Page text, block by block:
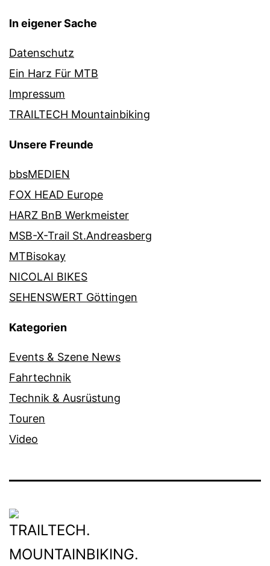
In eigener Sache
Datenschutz
Ein Harz Für MTB
Impressum
TRAILTECH Mountainbiking
Unsere Freunde
bbsMEDIEN
FOX HEAD Europe
HARZ BnB Werkmeister
MSB-X-Trail St.Andreasberg
MTBisokay
NICOLAI BIKES
SEHENSWERT Göttingen
Kategorien
Events & Szene News
Fahrtechnik
Technik & Ausrüstung
Touren
Video